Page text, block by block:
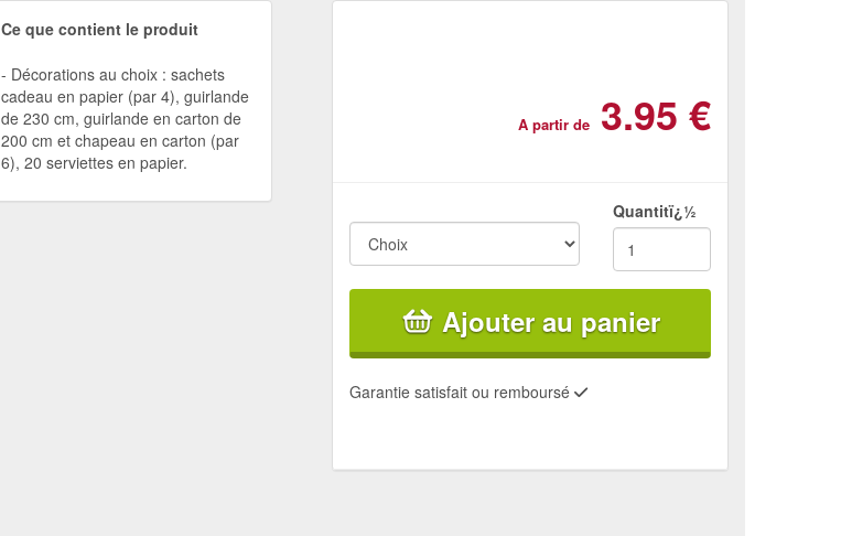
Ce que contient le produit
Décorations au choix : sachets
cadeau en papier (par 4), guirlande
de 230 cm, guirlande en carton de
200 cm et chapeau en carton (par
6), 20 serviettes en papier.
A partir de 3.95 €
Quantitï¿½
Ajouter au panier
Garantie satisfait ou remboursé